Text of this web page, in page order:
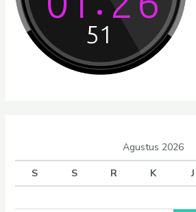
Agustus 2026
S
S R K J